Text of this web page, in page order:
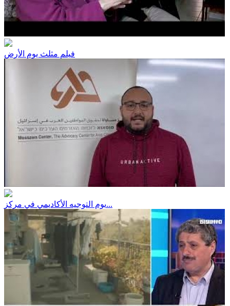
فيلم مثلث يوم الأرض
يوم التوجيه الأكاديمي في مركز...